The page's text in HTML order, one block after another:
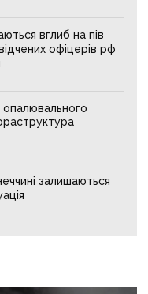
вглиб на пів
офіцерів рф
опалювального
залишаються